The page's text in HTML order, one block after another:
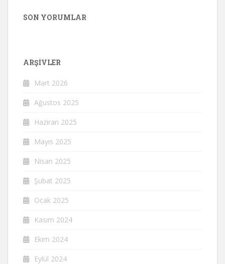
SON YORUMLAR
ARŞIVLER
Mart 2026
Ağustos 2025
Haziran 2025
Mayıs 2025
Nisan 2025
Şubat 2025
Ocak 2025
Kasım 2024
Ekim 2024
Eylül 2024